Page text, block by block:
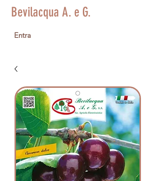
Bevilacqua A. e G.
Entra